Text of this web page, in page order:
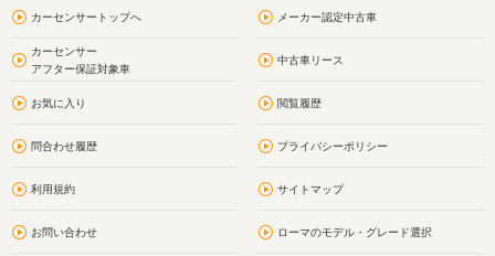
カーセンサートップへ メーカー認定中古車
カーセンサー
アフター保証対象車
中古車リース
お気に入り 閲覧履歴
問合わせ履歴 プライバシーポリシー
利用規約 サイトマップ
お問い合わせ ローマのモデル・グレード選択